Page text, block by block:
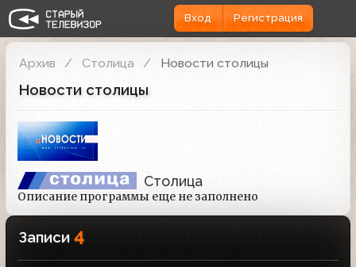
Вход Регистрация
Архив Столица Новости столицы
Новости столицы
Столица
Описание программы еще не заполнено
Записи 4